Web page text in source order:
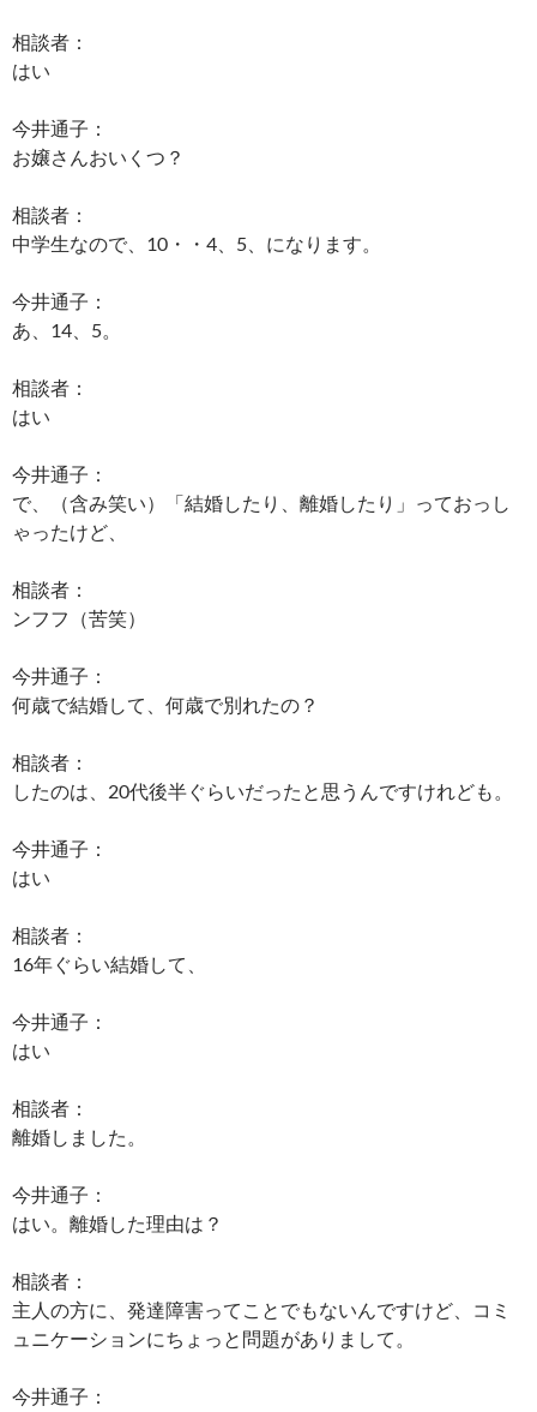
相談者：
はい
今井通子：
お嬢さんおいくつ？
相談者：
中学生なので、10・・4、5、になります。
今井通子：
あ、14、5。
相談者：
はい
今井通子：
で、（含み笑い）「結婚したり、離婚したり」っておっし
ゃったけど、
相談者：
ンフフ（苦笑）
今井通子：
何歳で結婚して、何歳で別れたの？
相談者：
したのは、20代後半ぐらいだったと思うんですけれども。
今井通子：
はい
相談者：
16年ぐらい結婚して、
今井通子：
はい
相談者：
離婚しました。
今井通子：
はい。離婚した理由は？
相談者：
主人の方に、発達障害ってことでもないんですけど、コミ
ュニケーションにちょっと問題がありまして。
今井通子：